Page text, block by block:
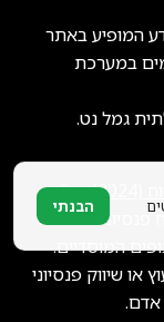
המופיע באתר
במערכת
גמל נט.
פנסיוני מורשית.
המוסדיים.
או שיווק פנסיוני
אדם.
הבנתי